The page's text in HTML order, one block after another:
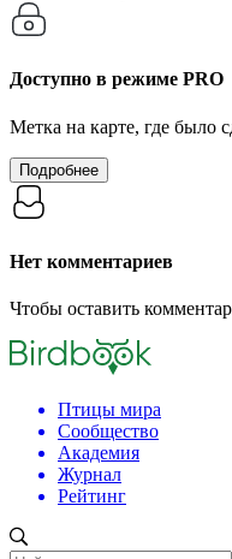
Доступно в режиме PRO
Метка на карте, где было
Подробнее
Нет комментариев
Чтобы оставить
Птицы мира
Сообщество
Академия
Журнал
Рейтинг